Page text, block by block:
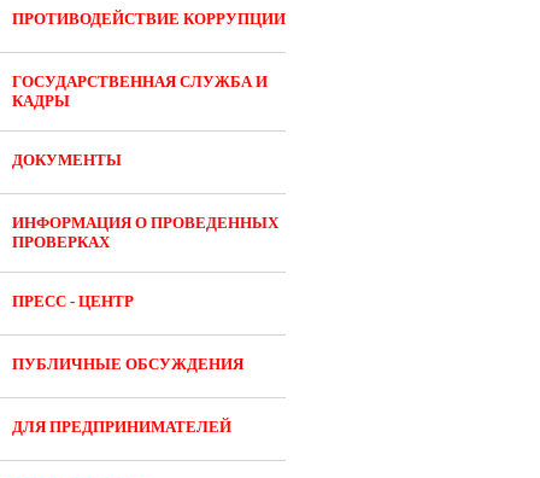
ПРОТИВОДЕЙСТВИЕ КОРРУПЦИИ
ГОСУДАРСТВЕННАЯ СЛУЖБА И
КАДРЫ
ДОКУМЕНТЫ
ИНФОРМАЦИЯ О ПРОВЕДЕННЫХ
ПРОВЕРКАХ
ПРЕСС - ЦЕНТР
ПУБЛИЧНЫЕ ОБСУЖДЕНИЯ
ДЛЯ ПРЕДПРИНИМАТЕЛЕЙ